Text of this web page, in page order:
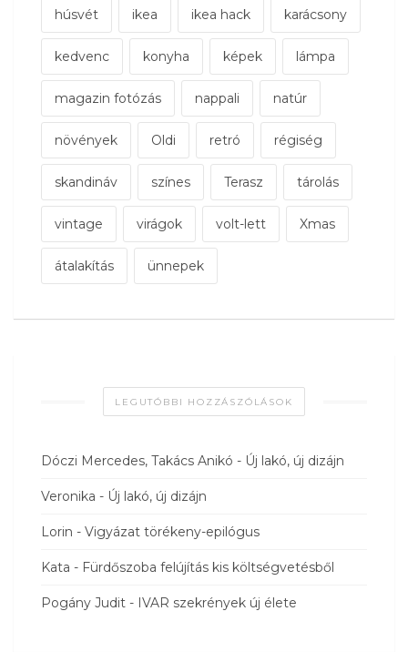
húsvét ikea ikea hack karácsony
kedvenc konyha képek lámpa
magazin fotózás nappali natúr
növények Oldi retró régiség
skandináv színes Terasz tárolás
vintage virágok volt-lett Xmas
átalakítás ünnepek
LEGUTÓBBI HOZZÁSZÓLÁSOK
Dóczi Mercedes, Takács Anikó - Új lakó, új dizájn
Veronika - Új lakó, új dizájn
Lorin - Vigyázat törékeny-epilógus
Kata - Fürdőszoba felújítás kis költségvetésből
Pogány Judit - IVAR szekrények új élete